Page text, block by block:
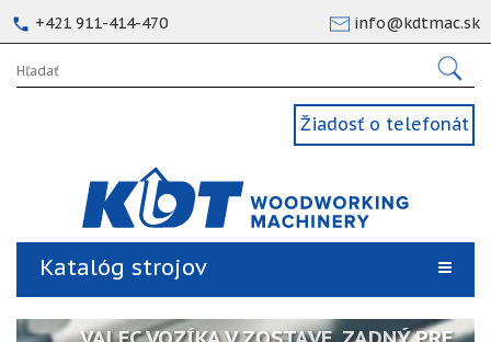
+421 911-414-470 info@kdtmac.sk
Žiadosť o telefonát
Katalóg strojov